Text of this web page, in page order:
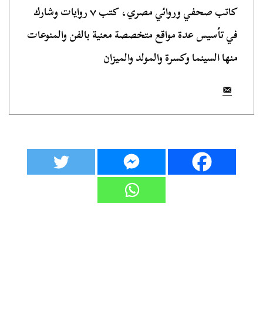
كاتب صحفي وروائي مصري، كتب ٧ روايات وشارك
في تأسيس عدة مواقع متخصصة معنية بالفن والمنوعات
منها السينما وكسرة والمولد والميزان